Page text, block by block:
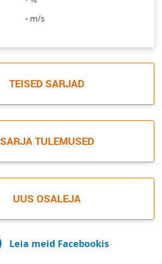
- m/s
TEISED SARJAD
SARJA TULEMUSED
UUS OSALEJA
Leia meid Facebookis